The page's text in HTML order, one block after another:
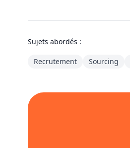
Sujets abordés :
Recrutement Sourcing